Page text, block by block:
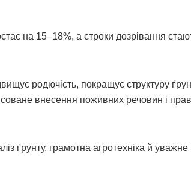
на 15–18%, а строки дозрівання
родючість, покращує структуру
внесення поживних речовин і
ґрунту, грамотна агротехніка й уважне